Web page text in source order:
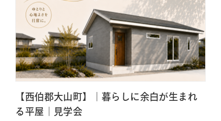
【西伯郡大山町】｜暮らしに余白が生まれ
る平屋｜見学会